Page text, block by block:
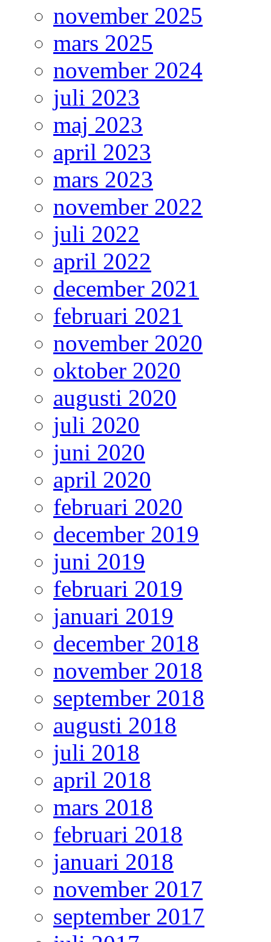
november 2025
mars 2025
november 2024
juli 2023
maj 2023
april 2023
mars 2023
november 2022
juli 2022
april 2022
december 2021
februari 2021
november 2020
oktober 2020
augusti 2020
juli 2020
juni 2020
april 2020
februari 2020
december 2019
juni 2019
februari 2019
januari 2019
december 2018
november 2018
september 2018
augusti 2018
juli 2018
april 2018
mars 2018
februari 2018
januari 2018
november 2017
september 2017